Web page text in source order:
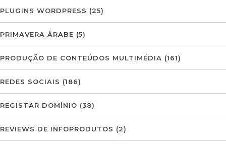
PLUGINS WORDPRESS (25)
PRIMAVERA ÁRABE (5)
PRODUÇÃO DE CONTEÚDOS MULTIMÉDIA (161)
REDES SOCIAIS (186)
REGISTAR DOMÍNIO (38)
REVIEWS DE INFOPRODUTOS (2)